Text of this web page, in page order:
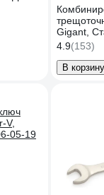
Gigant,
grf-129
4.9(153)
В корзину